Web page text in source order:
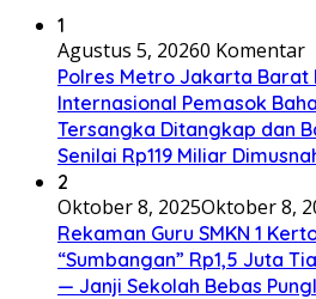
1
Agustus 5, 20260 Komentar
Polres Metro Jakarta
Internasional Pemasok
Tersangka Ditangkap dan
Senilai Rp119 Miliar
2
Oktober 8, 2025Oktober 8,
Rekaman Guru SMKN 1
“Sumbangan” Rp1,5 Juta
— Janji Sekolah Bebas